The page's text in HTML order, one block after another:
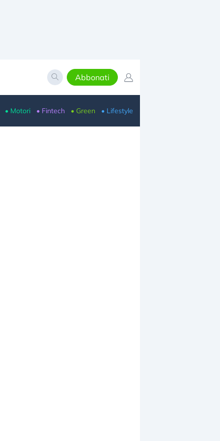
Abbonati
• Motori • Fintech • Green • Lifestyle